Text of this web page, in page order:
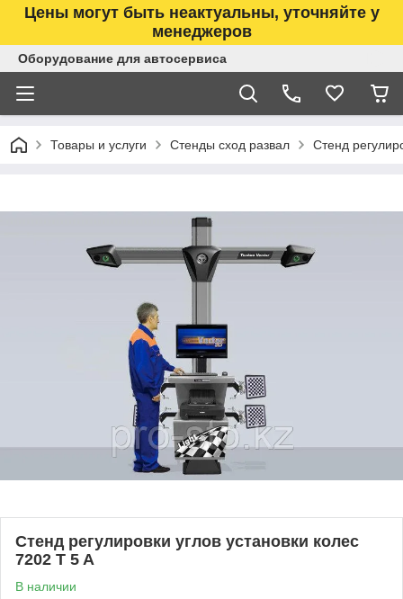
Цены могут быть неактуальны, уточняйте у
менеджеров
Оборудование для автосервиса
Товары и услуги Стенды сход развал Стенд
Стенд регулировки углов установки колес
7202 T 5 A
В наличии